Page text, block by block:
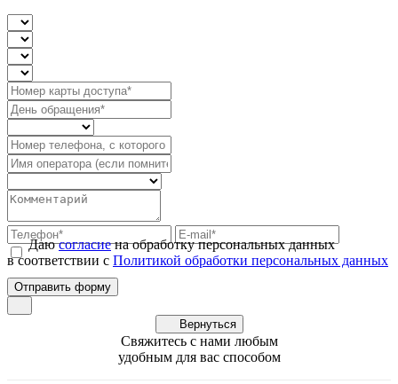
Даюсогласиена обработку персональных данных
в соответствии с Политикой обработки персональных данных
Вернуться
Свяжитесь с нами любым
удобным для вас способом